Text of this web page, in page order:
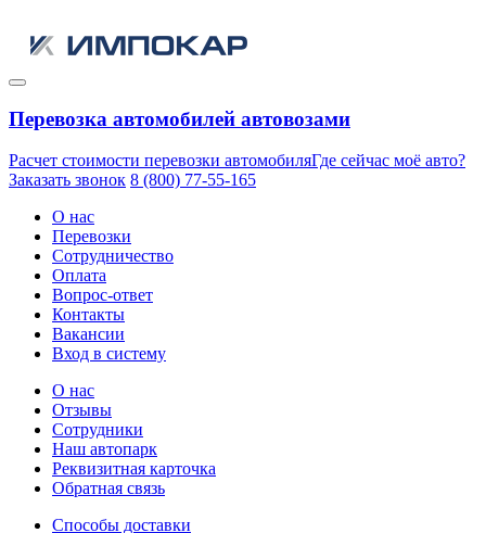
Перевозка автомобилей автовозами
Расчет стоимости перевозки автомобиляГде сейчас моё авто?
Заказать звонок 8 (800) 77-55-165
О нас
Перевозки
Сотрудничество
Оплата
Вопрос-ответ
Контакты
Вакансии
Вход в систему
О нас
Отзывы
Сотрудники
Наш автопарк
Реквизитная карточка
Обратная связь
Способы доставки